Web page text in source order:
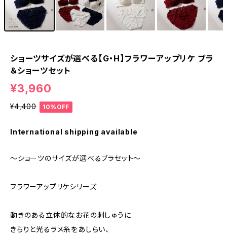
ショーツサイズが選べる【G・H】フラワーアップリケ ブラ
＆ショーツセット
¥3,960
¥4,400 10%OFF
International shipping available
～ショーツのサイズが選べるブラセット～
フラワーアップリケシリーズ
動きのある立体的なお花の刺しゅうに
きらりと光るラメ糸をあしらい、